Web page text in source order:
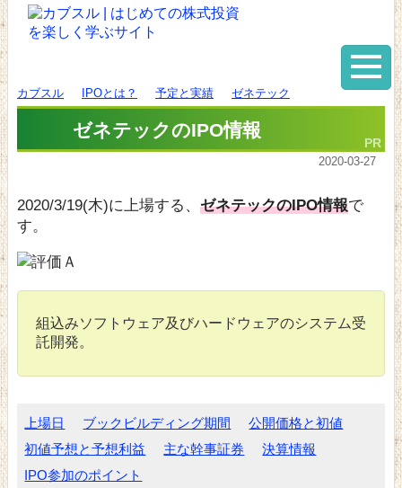
カブスル IPOとは？ 予定と実績 ゼネテック
ゼネテックのIPO情報
2020-03-27
2020/3/19(木)に上場する、 ゼネテックのIPO情報で
す。
組込みソフトウェア及びハードウェアのシステム受
託開発。
上場日 ブックビルディング期間
公開価格と初値
初値予想と予想利益
主な幹事証券
決算情報
IPO参加のポイント